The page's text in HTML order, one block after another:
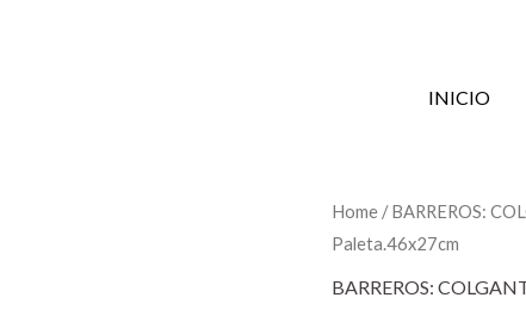
INICIO
Home/BARREROS:
Paleta.46x27cm
BARREROS:
BARRERO
UNIV.P.UP.2